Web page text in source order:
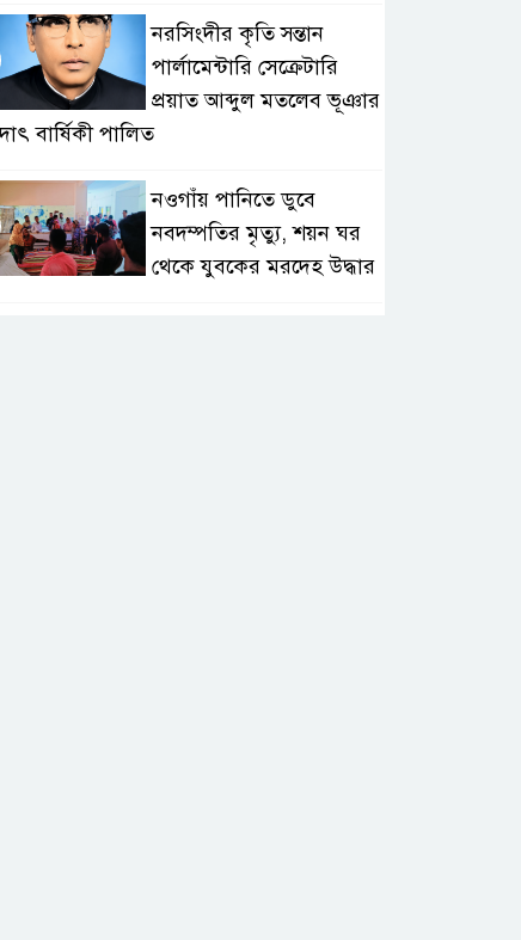
নরসিংদীর কৃতি সন্তান
পার্লামেন্টারি সেক্রেটারি
প্রয়াত আব্দুল মতলেব ভূঞার
বার্ষিকী পালিত
নওগাঁয় পানিতে ডুবে
নবদম্পতির মৃত্যু, শয়ন ঘর
থেকে যুবকের মরদেহ উদ্ধার